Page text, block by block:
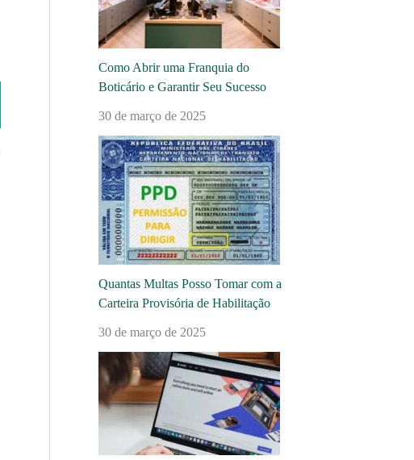
Como Abrir uma Franquia do
Boticário e Garantir Seu Sucesso
30 de março de 2025
Quantas Multas Posso Tomar com a
Carteira Provisória de Habilitação
30 de março de 2025